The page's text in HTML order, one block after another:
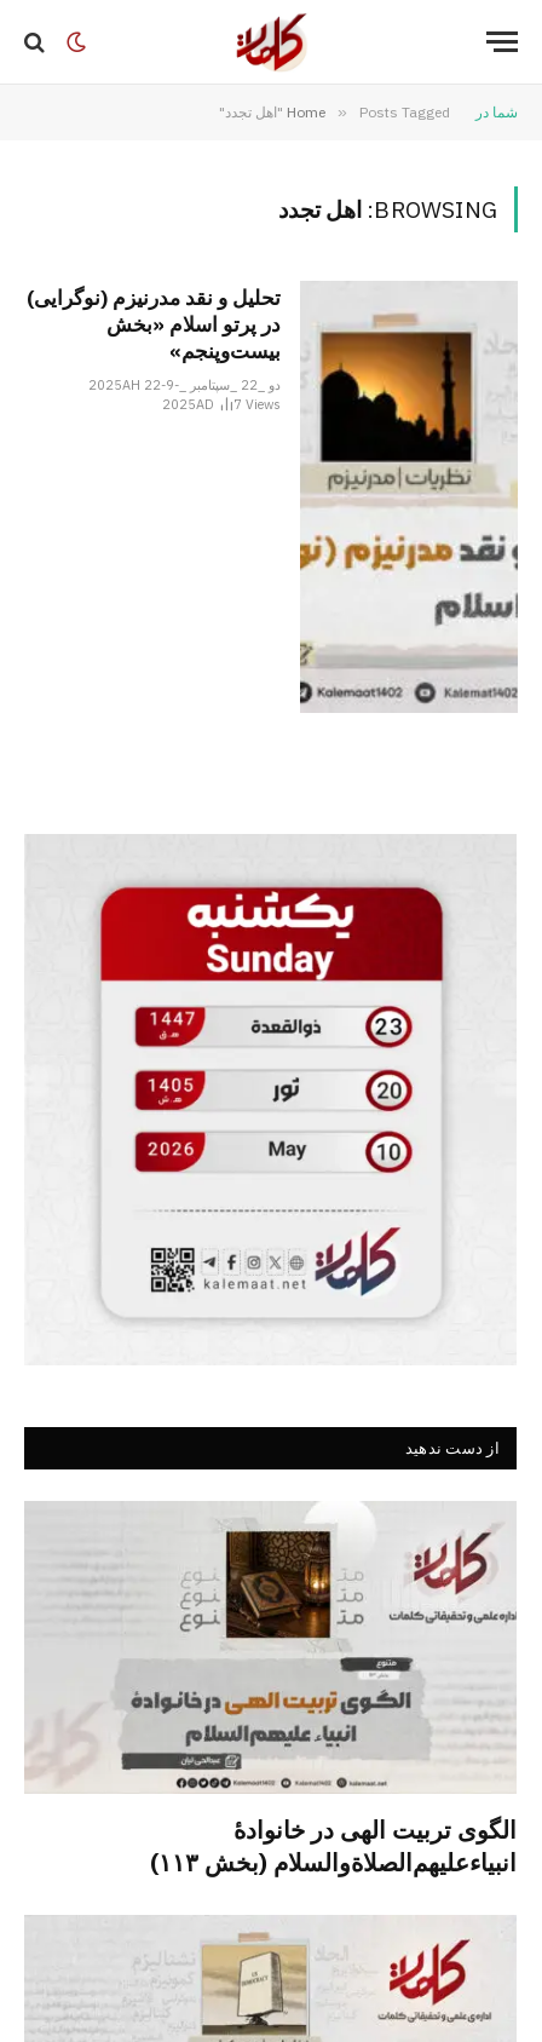
شما در Home » Posts Tagged "اهل تجدد"
BROWSING: اهل تجدد
تحلیل و نقد مدرنیزم (نوگرایی)
در پرتو اسلام «بخش
بیست‌وپنجم»
دو _22 _سپتامبر _2025AH 22-9-
2025AD
7Views
از دست ندهید
الگوی تربیت الهی در خانوادۀ
انبیاءعلیهم‌الصلاةو‌السلام (بخش ۱۱۳)